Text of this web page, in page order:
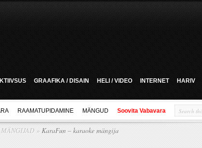
GRAAFIKA / DISAIN HELI / VIDEO INTERNET HARIV
RAAMATUPIDAMINE MÄNGUD Soovita Vabavara
» KaraFun – karaoke mängija